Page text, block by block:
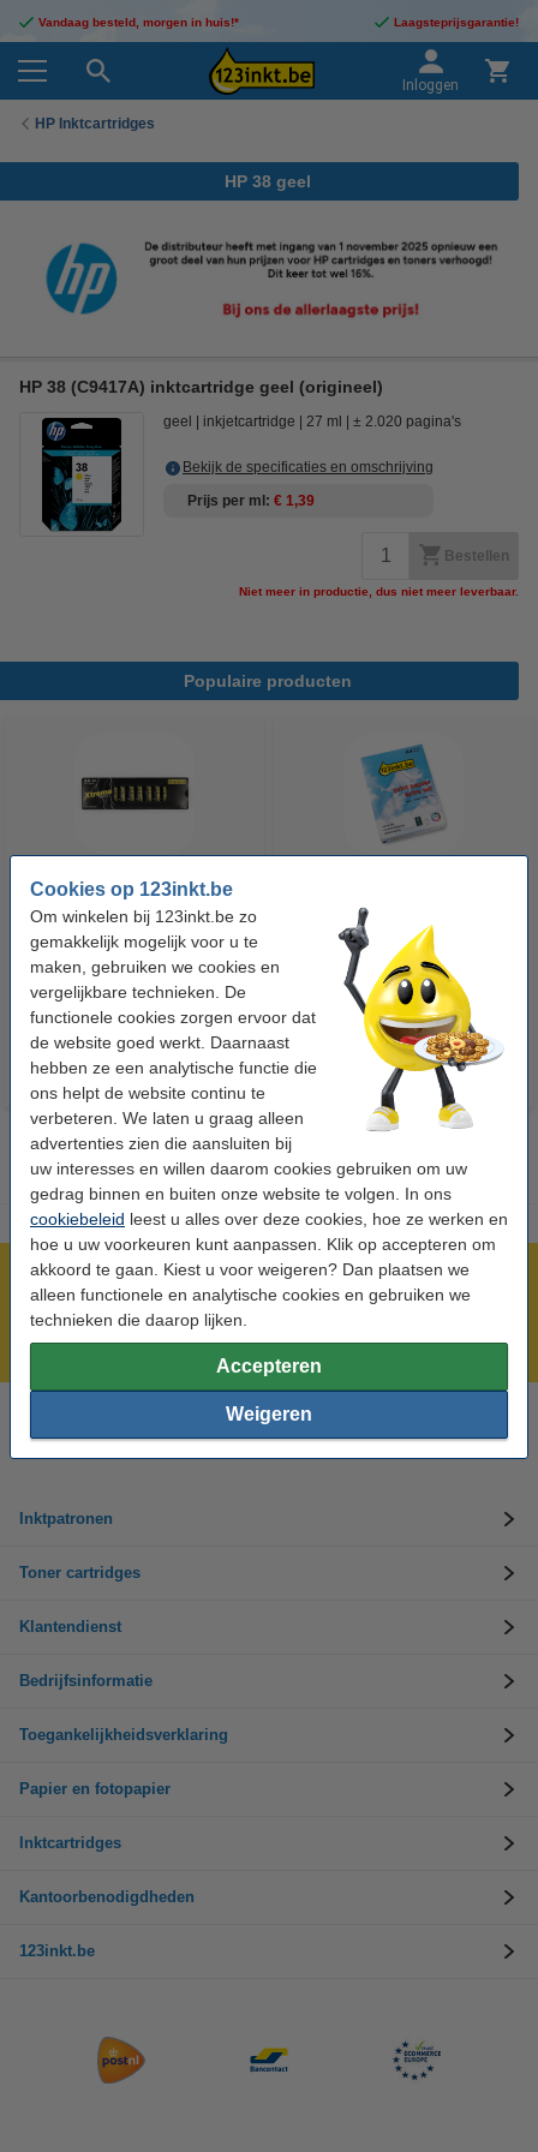
Cookies op 123inkt.be
Om winkelen bij 123inkt.be zo
gemakkelijk mogelijk voor u te
maken, gebruiken we cookies en
vergelijkbare technieken. De
functionele cookies zorgen ervoor dat
de website goed werkt. Daarnaast
hebben ze een analytische functie die
ons helpt de website continu te
verbeteren. We laten u graag alleen
advertenties zien die aansluiten bij
uw interesses en willen daarom cookies gebruiken om uw
gedrag binnen en buiten onze website te volgen. In ons
cookiebeleid leest u alles over deze cookies, hoe ze werken en
hoe u uw voorkeuren kunt aanpassen. Klik op accepteren om
akkoord te gaan. Kiest u voor weigeren? Dan plaatsen we
alleen functionele en analytische cookies en gebruiken we
technieken die daarop lijken.
Accepteren
Weigeren
Vandaag besteld, morgen in huis!* Laagsteprijsgarantie!
Inloggen
HP Inktcartridges
HP 38 geel
HP 38 (C9417A) inktcartridge geel (origineel)
geel inkjetcartridge 27 ml ± 2.020 pagina's
Bekijk de specificaties en omschrijving
Prijs per ml € 1,39
Bestellen
Niet meer in productie, dus niet meer leverbaar.
Populaire producten
123accu Xtreme Power MN1500
Penlite AA batterij 24 stuks
€ 14,95 Incl. 21% btw
123inkt kopieerpapier 1 pak van
500 vellen A4 - 80 g/m²
€ 7,25 Incl. 21% btw
Meer dan 5 miljoen klanten!
Voor 22.00 uur besteld, morgen in huis!
Laagsteprijsgarantie!
Hulp nodig? Bel ons op +32 (0)9 39 64 123
Op werkdagen van 8.30 tot 17 uur
Inktpatronen
Toner cartridges
Klantendienst
Bedrijfsinformatie
Toegankelijkheidsverklaring
Papier en fotopapier
Inktcartridges
Kantoorbenodigdheden
123inkt.be